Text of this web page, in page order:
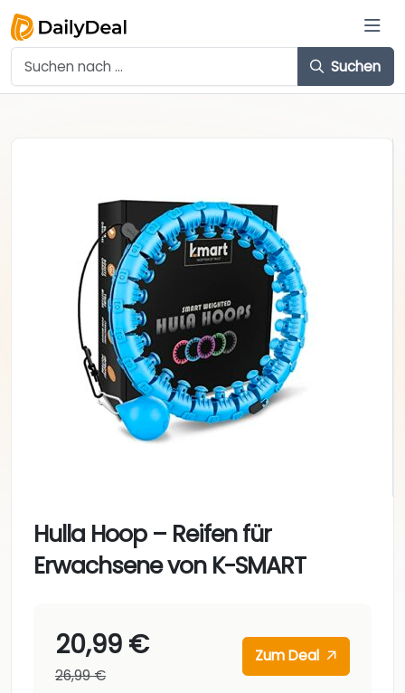
Suchen
Hulla Hoop – Reifen für
Erwachsene von K-SMART
20,99 €
26,99 €
Zum Deal